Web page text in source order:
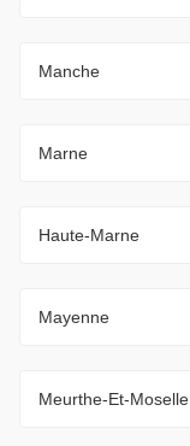
Manche
Marne
Haute-Marne
Mayenne
Meurthe-Et-Moselle